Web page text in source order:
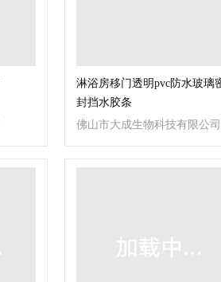
淋浴房移门透明pvc防水玻璃
封挡水胶条
佛山市大成生物科技有限公司